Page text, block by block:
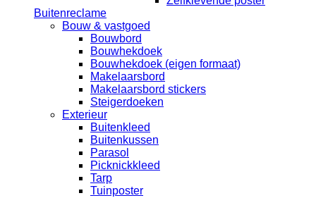
Buitenreclame
Bouw & vastgoed
Bouwbord
Bouwhekdoek
Bouwhekdoek (eigen formaat)
Makelaarsbord
Makelaarsbord stickers
Steigerdoeken
Exterieur
Buitenkleed
Buitenkussen
Parasol
Picknickkleed
Tarp
Tuinposter